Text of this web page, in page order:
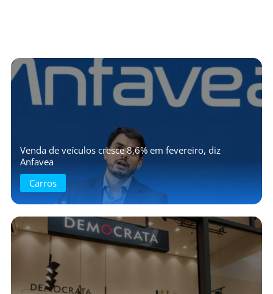
Venda de veículos cresce 8,6% em fevereiro, diz
Anfavea
Carros